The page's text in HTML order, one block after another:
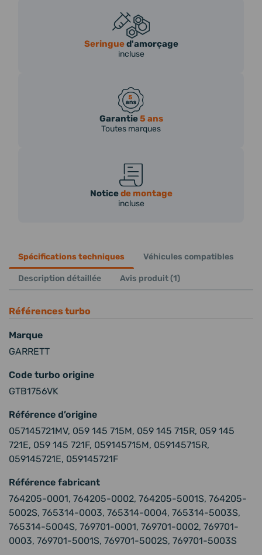
Seringued'amorçage
incluse
Garantie5 ans
Toutes marques
Noticede montage
incluse
Spécifications techniques Véhicules compatibles
Description détaillée Avis produit (1)
Références turbo
Marque
GARRETT
Code turbo origine
GTB1756VK
Référence d’origine
057145721MV, 059 145 715M, 059 145 715R, 059 145
721E, 059 145 721F, 059145715M, 059145715R,
059145721E, 059145721F
Référence fabricant
764205-0001, 764205-0002, 764205-5001S, 764205-
5002S, 765314-0003, 765314-0004, 765314-5003S,
765314-5004S, 769701-0001, 769701-0002, 769701-
0003, 769701-5001S, 769701-5002S, 769701-5003S